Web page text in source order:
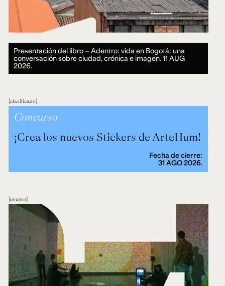
Presentación del libro — Adentro: vida en Bogotá: una
conversación sobre ciudad, crónica e imagen.11 AUG
2026.
clasificado
Concurso
¡Crea los nuevos Stickers de ArteHum!
Fecha de cierre:
31 AGO 2026.
evento